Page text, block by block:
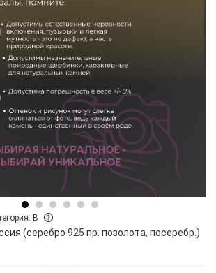
B
(серебро 925 пр. позолота, посеребр.)